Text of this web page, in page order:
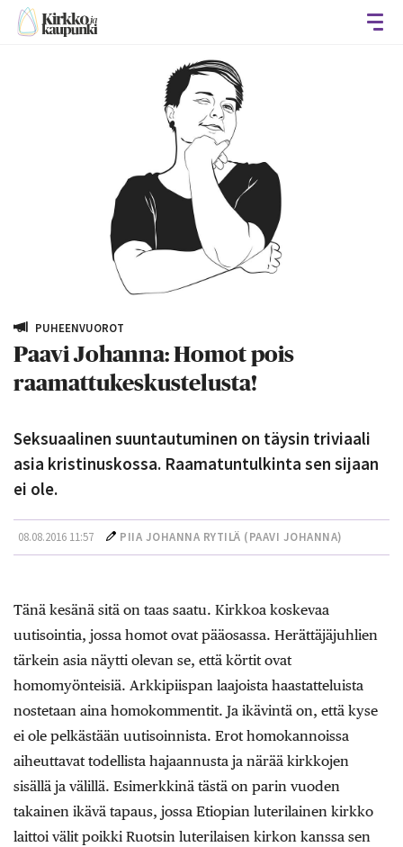
PUHEENVUOROT
Paavi Johanna: Homot pois
raamattukeskustelusta!
Seksuaalinen suuntautuminen on täysin triviaali
asia kristinuskossa. Raamatuntulkinta sen sijaan
ei ole.
08.08.2016 11:57 PIIA JOHANNA RYTILÄ (PAAVI JOHANNA)
Tänä kesänä sitä on taas saatu. Kirkkoa koskevaa
uutisointia, jossa homot ovat pääosassa. Herättäjäjuhlien
tärkein asia näytti olevan se, että körtit ovat
homomyönteisiä. Arkkipiispan laajoista haastatteluista
nostetaan aina homokommentit. Ja ikävintä on, että kyse
ei ole pelkästään uutisoinnista. Erot homokannoissa
aiheuttavat todellista hajaannusta ja närää kirkkojen
sisällä ja välillä. Esimerkkinä tästä on parin vuoden
takainen ikävä tapaus, jossa Etiopian luterilainen kirkko
laittoi välit poikki Ruotsin luterilaisen kirkon kanssa sen